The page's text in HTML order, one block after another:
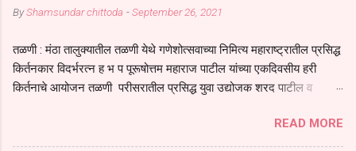
ByShamsundar chittoda -September 26, 2021
तळणी : मंठा तालुक्यातील तळणी येथे गणेशोत्सवाच्या निमित्य महाराष्ट्रातील प्रसिद्ध
किर्तनकार विदर्भरत्न ह भ प पूरूषोत्तम महाराज पाटील यांच्या एकदिवसीय हरी
किर्तनाचे आयोजन तळणी परीसरातील प्रसिद्ध युवा उद्योजक शरद पाटील व
तुकाराम महाराज यांच्या *आपुला तो एक देव करुनी घ्यावा* *तेणे विन जिवा सुख
नोहे* *येरती माईक दुःखाची जनीती* *नाही आदी अंती अवसान* या अभंगावर
READ MORE